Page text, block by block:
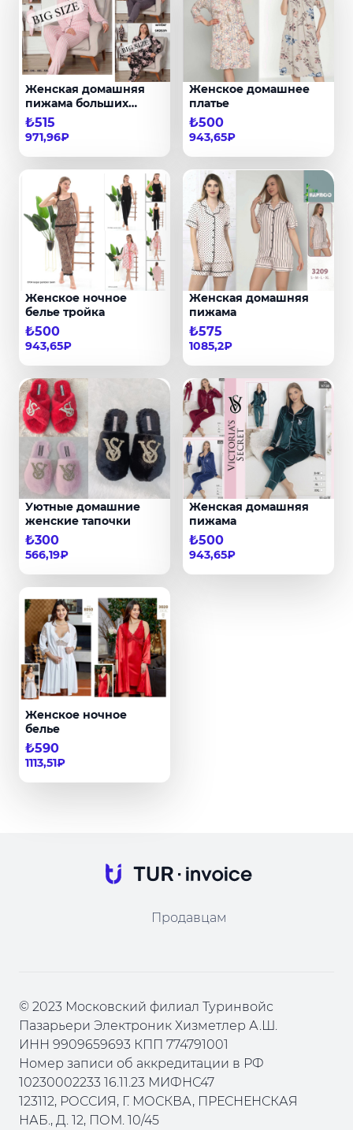
Женская домашняя
пижама больших
размеров
₺515
971,96₽
Женское домашнее
платье
₺500
943,65₽
Женское ночное
белье тройка
₺500
943,65₽
Женская домашняя
пижама
₺575
1085,2₽
Уютные домашние
женские тапочки
₺300
566,19₽
Женская домашняя
пижама
₺500
943,65₽
Женское ночное
белье
₺590
1113,51₽
Продавцам
© 2023 Московский филиал Туринвойс
Пазарьери Электроник Хизметлер А.Ш.
ИНН 9909659693 КПП 774791001
Номер записи об аккредитации в РФ
10230002233 16.11.23 МИФНС47
123112, РОССИЯ, Г. МОСКВА, ПРЕСНЕНСКАЯ
НАБ., Д. 12, ПОМ. 10/45